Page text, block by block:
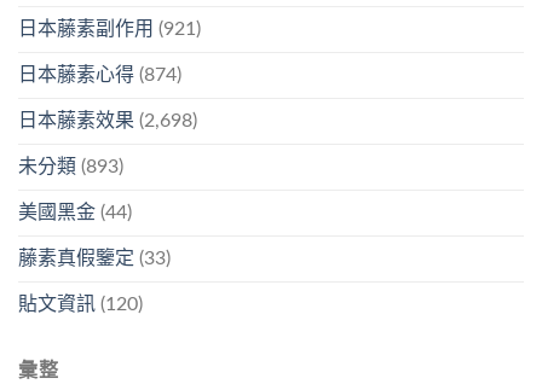
日本藤素副作用 (921)
日本藤素心得 (874)
日本藤素效果 (2,698)
未分類 (893)
美國黑金 (44)
藤素真假鑒定 (33)
貼文資訊 (120)
彙整